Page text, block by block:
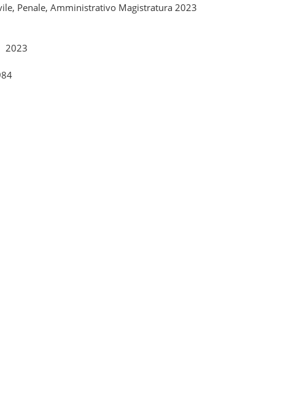
Penale, Amministrativo Magistratura 2023
2023